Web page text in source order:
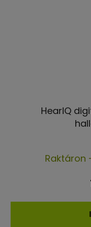
HearIQ
Raktáron